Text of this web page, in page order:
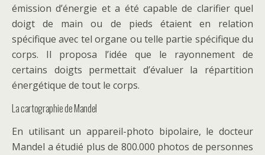
émission d’énergie et a été capable de clarifier quel
doigt de main ou de pieds étaient en relation
spécifique avec tel organe ou telle partie spécifique du
corps. Il proposa l’idée que le rayonnement de
certains doigts permettait d’évaluer la répartition
énergétique de tout le corps.
La cartographie de Mandel
En utilisant un appareil-photo bipolaire, le docteur
Mandel a étudié plus de 800.000 photos de personnes